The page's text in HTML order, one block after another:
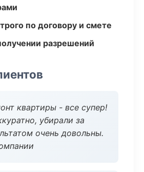
по договору и смете
разрешений
квартиры - все супер!
убирали за
очень довольны.